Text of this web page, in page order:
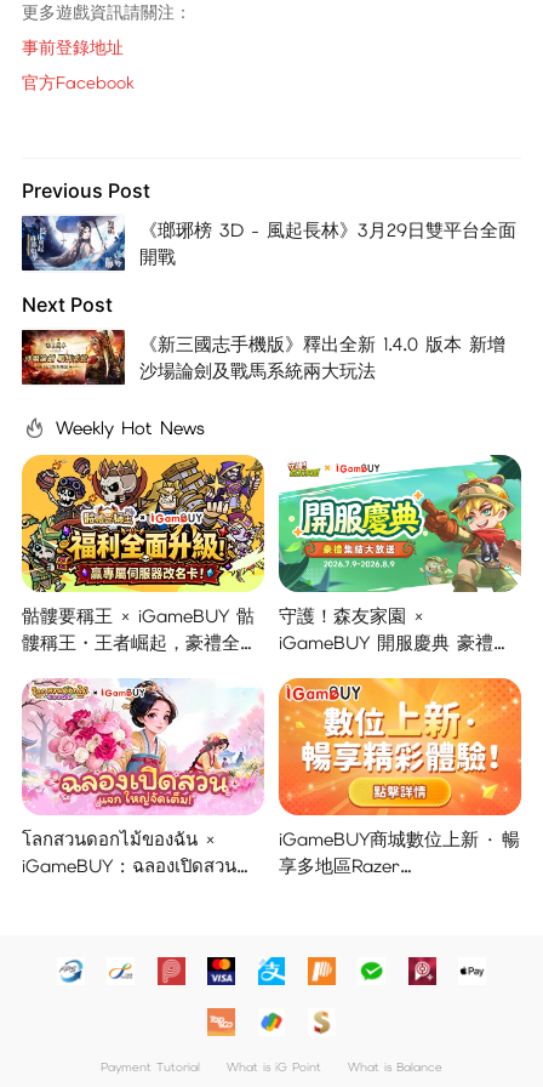
更多遊戲資訊請關注：
事前登錄地址
官方Facebook
Previous Post
《瑯琊榜 3D - 風起長林》3月29日雙平台全面
開戰
Next Post
《新三國志手機版》釋出全新 1.4.0 版本 新增
沙場論劍及戰馬系統兩大玩法
Weekly Hot News
骷髏要稱王 × iGameBUY 骷
髏稱王・王者崛起，豪禮全面
守護！森友家園 ×
iGameBUY 開服慶典 豪禮集
โลกสวนดอกไม้ของฉัน ×
iGameBUY : ฉลองเปิดสวน
iGameBUY商城數位上新 · 暢
享多地區Razer
Payment Tutorial What is iG Point What is Balance